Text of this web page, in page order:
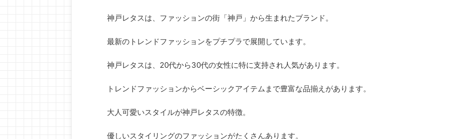
神戸レタスは、ファッションの街「神戸」から生まれたブランド。
最新のトレンドファッションをプチプラで展開しています。
神戸レタスは、20代から30代の女性に特に支持され人気があります。
トレンドファッションからベーシックアイテムまで豊富な品揃えがあります。
大人可愛いスタイルが神戸レタスの特徴。
優しいスタイリングのファッションがたくさんあります。